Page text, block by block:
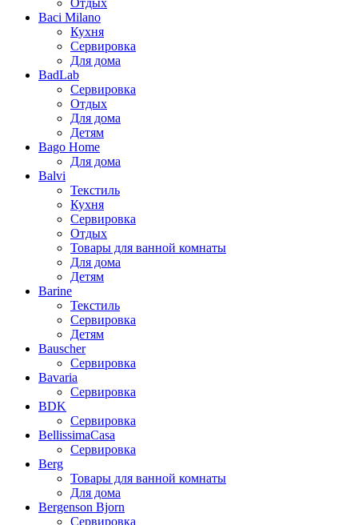
Отдых
Baci Milano
Кухня
Сервировка
Для дома
BadLab
Сервировка
Отдых
Для дома
Детям
Bago Home
Для дома
Balvi
Текстиль
Кухня
Сервировка
Отдых
Товары для ванной комнаты
Для дома
Детям
Barine
Текстиль
Сервировка
Детям
Bauscher
Сервировка
Bavaria
Сервировка
BDK
Сервировка
BellissimaCasa
Сервировка
Berg
Товары для ванной комнаты
Для дома
Bergenson Bjorn
Сервировка